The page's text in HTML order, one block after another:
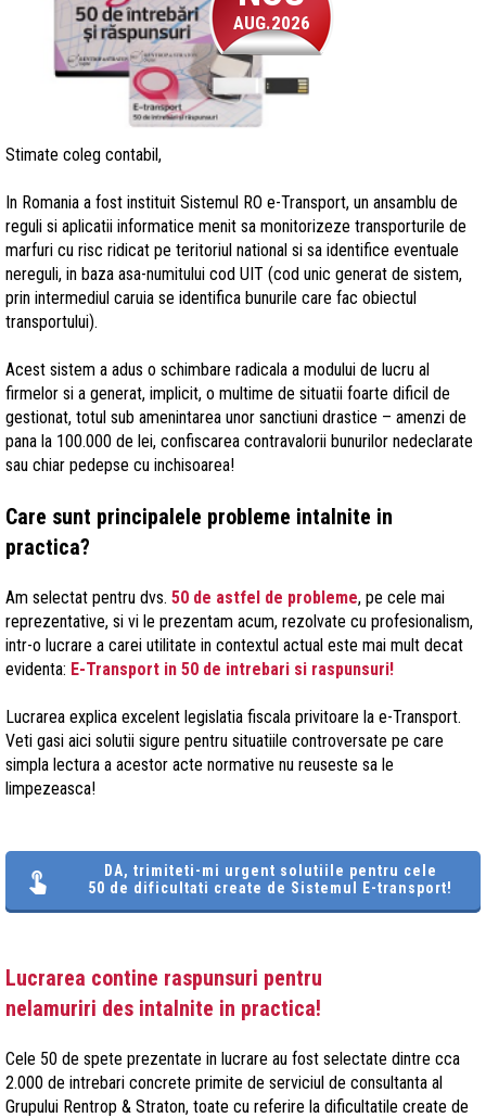
AUG.2026
Stimate coleg contabil,
In Romania a fost instituit Sistemul RO e-Transport, un ansamblu de
reguli si aplicatii informatice menit sa monitorizeze transporturile de
marfuri cu risc ridicat pe teritoriul national si sa identifice eventuale
nereguli, in baza asa-numitului cod UIT (cod unic generat de sistem,
prin intermediul caruia se identifica bunurile care fac obiectul
transportului).
Acest sistem a adus o schimbare radicala a modului de lucru al
firmelor si a generat, implicit, o multime de situatii foarte dificil de
gestionat, totul sub amenintarea unor sanctiuni drastice – amenzi de
pana la 100.000 de lei, confiscarea contravalorii bunurilor nedeclarate
sau chiar pedepse cu inchisoarea!
Care sunt principalele probleme intalnite in
practica?
Am selectat pentru dvs. 50 de astfel de probleme, pe cele mai
reprezentative, si vi le prezentam acum, rezolvate cu profesionalism,
intr-o lucrare a carei utilitate in contextul actual este mai mult decat
evidenta: E-Transport in 50 de intrebari si raspunsuri!
Lucrarea explica excelent legislatia fiscala privitoare la e-Transport.
Veti gasi aici solutii sigure pentru situatiile controversate pe care
simpla lectura a acestor acte normative nu reuseste sa le
limpezeasca!
DA, trimiteti-mi urgent solutiile pentru cele
50 de dificultati create de Sistemul E-transport!
Lucrarea contine raspunsuri pentru
nelamuriri des intalnite in practica!
Cele 50 de spete prezentate in lucrare au fost selectate dintre cca
2.000 de intrebari concrete primite de serviciul de consultanta al
Grupului Rentrop & Straton, toate cu referire la dificultatile create de